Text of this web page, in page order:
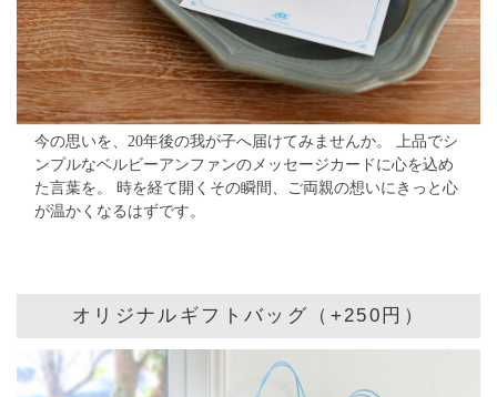
今の思いを、20年後の我が子へ届けてみませんか。
上品でシ
ンプルなベルビーアンファンのメッセージカードに心を込め
た言葉を。
時を経て開くその瞬間、ご両親の想いにきっと心
が温かくなるはずです。
オリジナルギフトバッグ（+250円）